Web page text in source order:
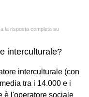
la risposta completa su
interculturale?
interculturale (con
tra i 14.000 e i
è l'operatore sociale